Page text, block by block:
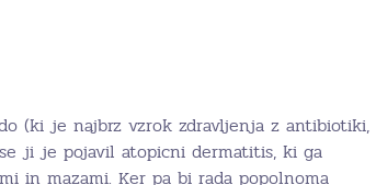
(ki je najbrz vzrok zdravljenja z antibiotiki,
ji je pojavil atopicni dermatitis, ki ga
in mazami. Ker pa bi rada popolnoma